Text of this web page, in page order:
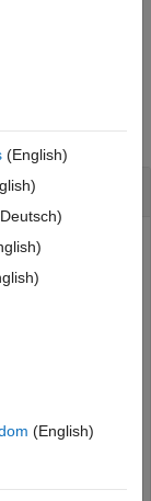
for an
(English)
(English)